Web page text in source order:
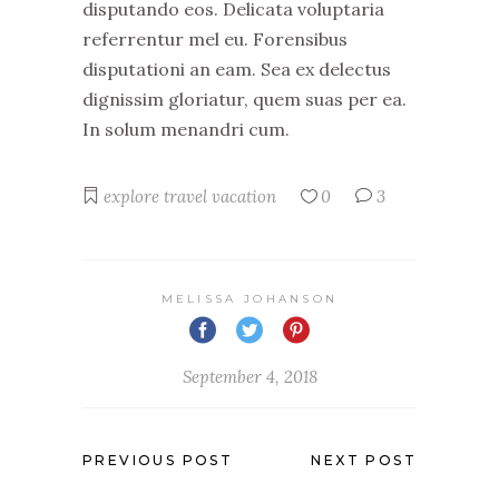
disputando eos. Delicata voluptaria
referrentur mel eu. Forensibus
disputationi an eam. Sea ex delectus
dignissim gloriatur, quem suas per ea.
In solum menandri cum.
explore travel vacation 0 3
MELISSA JOHANSON
September 4, 2018
PREVIOUS POST NEXT POST